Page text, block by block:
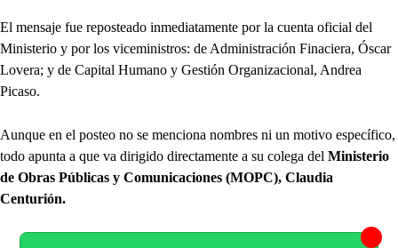
El mensaje fue reposteado inmediatamente por la cuenta oficial del
Ministerio y por los viceministros: de Administración Finaciera, Óscar
Lovera; y de Capital Humano y Gestión Organizacional, Andrea
Picaso.
Aunque en el posteo no se menciona nombres ni un motivo específico,
todo apunta a que va dirigido directamente a su colega del Ministerio
de Obras Públicas y Comunicaciones (MOPC), Claudia
Centurión.